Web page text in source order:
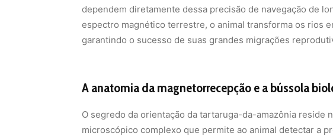
dependem diretamente dessa precisão de navegação de
espectro magnético terrestre, o animal transforma os rios
garantindo o sucesso de suas grandes migrações
A anatomia da magnetorrecepção e a bússola
O segredo da orientação da tartaruga-da-amazônia reside
microscópico complexo que permite ao animal detectar a